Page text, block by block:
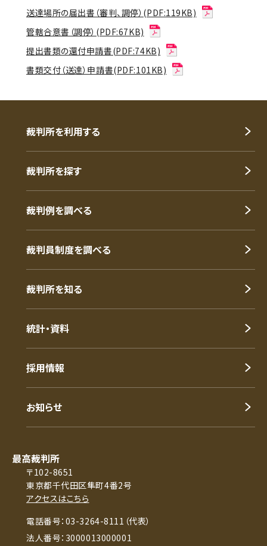
送達場所の届出書（審判、調停）(PDF:119KB)
管轄合意書（調停）(PDF:67KB)
提出書類の還付申請書(PDF:74KB)
書類交付（送達）申請書(PDF:101KB)
裁判所を利用する
裁判所を探す
裁判例を調べる
裁判員制度を調べる
裁判所を知る
統計・資料
採用情報
お知らせ
最高裁判所
〒102-8651
東京都千代田区隼町4番2号
アクセスはこちら
電話番号：03-3264-8111（代表）
法人番号：3000013000001